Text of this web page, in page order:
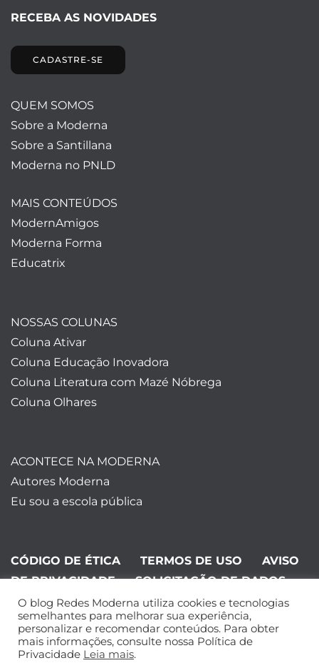
RECEBA AS NOVIDADES
CADASTRE-SE
QUEM SOMOS
Sobre a Moderna
Sobre a Santillana
Moderna no PNLD
MAIS CONTEÚDOS
ModernAmigos
Moderna Forma
Educatrix
NOSSAS COLUNAS
Coluna Ativar
Coluna Educação Inovadora
Coluna Literatura com Mazé Nóbrega
Coluna Olhares
ACONTECE NA MODERNA
Autores Moderna
Eu sou a escola pública
CÓDIGO DE ÉTICA TERMOS DE USO
AVISO
DE PRIVACIDADE
SOLICITAÇÃO DE DADOS
©Editora Moderna 2024. Todos os
direitos reservados.
O blog Redes Moderna utiliza cookies e tecnologias
semelhantes para melhorar sua experiência,
personalizar e recomendar conteúdos. Para obter
mais informações, consulte nossa Política de
Privacidade Leia mais.